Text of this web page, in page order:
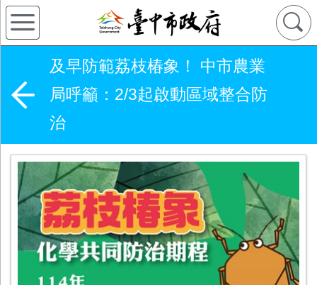
及早防範荔枝椿象！ 中市農業
局呼籲：2/3起啟動區域整合防
治